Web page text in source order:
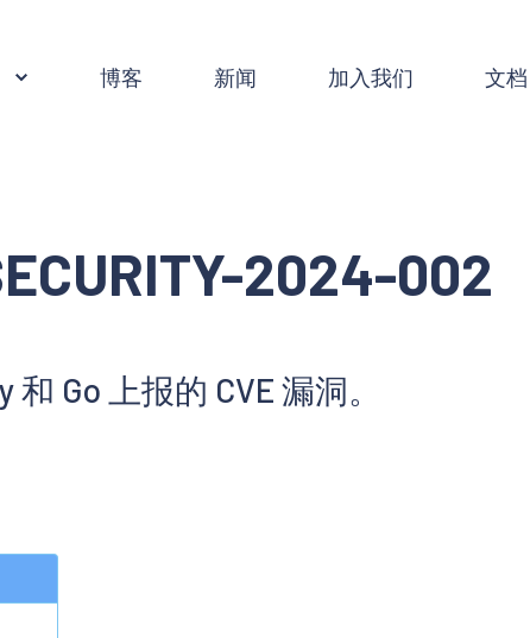
博客 新闻 加入我们 文档
2024-002
和 Go 上报的 CVE 漏洞。